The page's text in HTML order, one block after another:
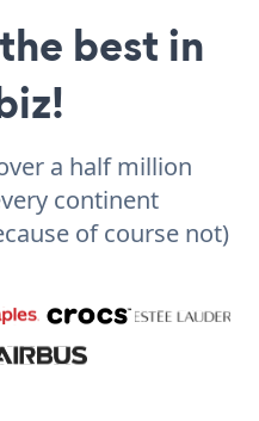
best in
a half million
continent
of course not)